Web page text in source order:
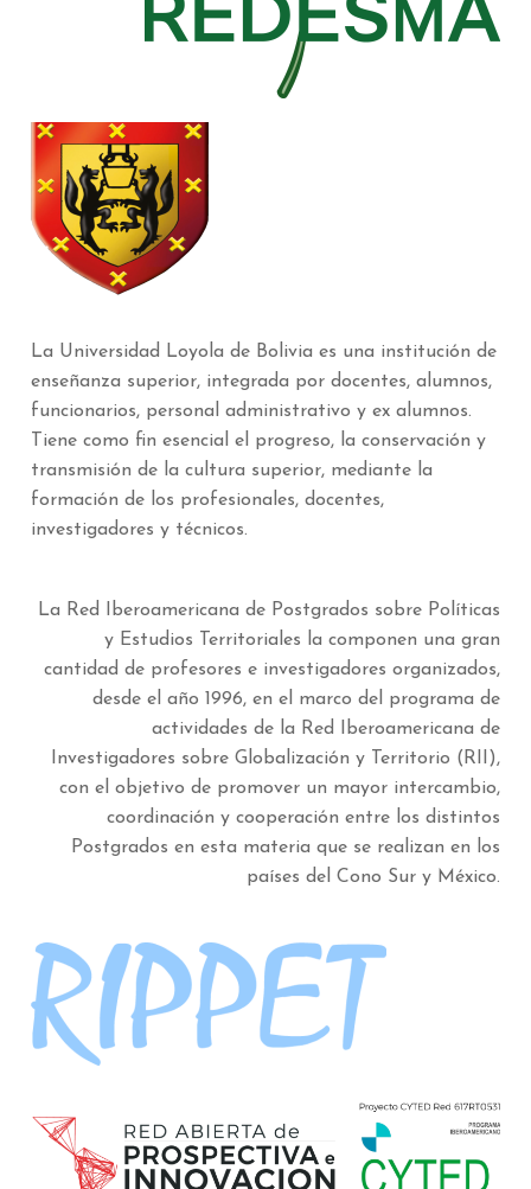
La Universidad Loyola de Bolivia es una institución de
enseñanza superior, integrada por docentes, alumnos,
funcionarios, personal administrativo y ex alumnos.
Tiene como fin esencial el progreso, la conservación y
transmisión de la cultura superior, mediante la
formación de los profesionales, docentes,
investigadores y técnicos.
La Red Iberoamericana de Postgrados sobre Políticas
y Estudios Territoriales la componen una gran
cantidad de profesores e investigadores organizados,
desde el año 1996, en el marco del programa de
actividades de la Red Iberoamericana de
Investigadores sobre Globalización y Territorio (RII),
con el objetivo de promover un mayor intercambio,
coordinación y cooperación entre los distintos
Postgrados en esta materia que se realizan en los
países del Cono Sur y México.